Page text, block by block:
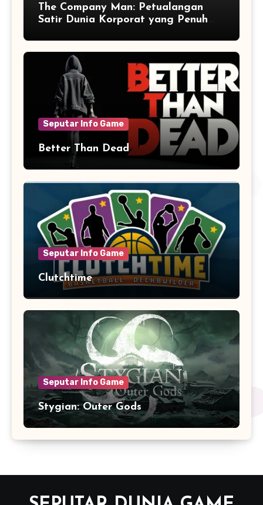
The Company Man: Petualangan
Satir Dunia Korporat yang Penuh
Seputar Info Game
Better Than Dead
Seputar Info Game
Clutchtime
Seputar Info Game
Stygian: Outer Gods